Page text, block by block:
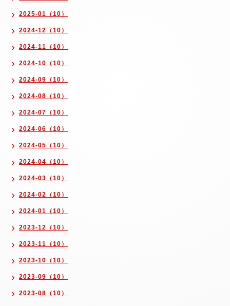
2025-01（10）
2024-12（10）
2024-11（10）
2024-10（10）
2024-09（10）
2024-08（10）
2024-07（10）
2024-06（10）
2024-05（10）
2024-04（10）
2024-03（10）
2024-02（10）
2024-01（10）
2023-12（10）
2023-11（10）
2023-10（10）
2023-09（10）
2023-08（10）